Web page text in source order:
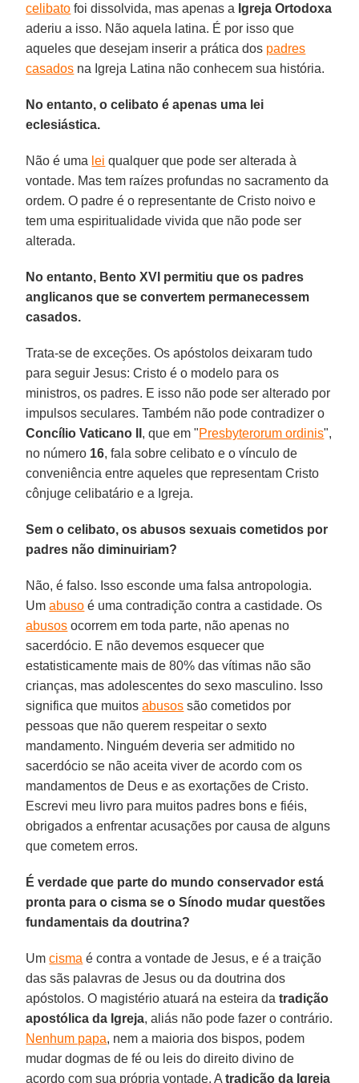
celibato foi dissolvida, mas apenas a Igreja Ortodoxa
aderiu a isso. Não aquela latina. É por isso que
aqueles que desejam inserir a prática dos padres
casados na Igreja Latina não conhecem sua história.
No entanto, o celibato é apenas uma lei
eclesiástica.
Não é uma lei qualquer que pode ser alterada à
vontade. Mas tem raízes profundas no sacramento da
ordem. O padre é o representante de Cristo noivo e
tem uma espiritualidade vivida que não pode ser
alterada.
No entanto, Bento XVI permitiu que os padres
anglicanos que se convertem permanecessem
casados.
Trata-se de exceções. Os apóstolos deixaram tudo
para seguir Jesus: Cristo é o modelo para os
ministros, os padres. E isso não pode ser alterado por
impulsos seculares. Também não pode contradizer o
Concílio Vaticano II , que em "Presbyterorum ordinis",
no número 16, fala sobre celibato e o vínculo de
conveniência entre aqueles que representam Cristo
cônjuge celibatário e a Igreja.
Sem o celibato, os abusos sexuais cometidos por
padres não diminuiriam?
Não, é falso. Isso esconde uma falsa antropologia.
Umabuso é uma contradição contra a castidade. Os
abusos ocorrem em toda parte, não apenas no
sacerdócio. E não devemos esquecer que
estatisticamente mais de 80% das vítimas não são
crianças, mas adolescentes do sexo masculino. Isso
significa que muitosabusos são cometidos por
pessoas que não querem respeitar o sexto
mandamento. Ninguém deveria ser admitido no
sacerdócio se não aceita viver de acordo com os
mandamentos de Deus e as exortações de Cristo.
Escrevi meu livro para muitos padres bons e fiéis,
obrigados a enfrentar acusações por causa de alguns
que cometem erros.
É verdade que parte do mundo conservador está
pronta para o cisma se o Sínodo mudar questões
fundamentais da doutrina?
Umcisma é contra a vontade de Jesus, e é a traição
das sãs palavras de Jesus ou da doutrina dos
apóstolos. O magistério atuará na esteira datradição
apostólica da Igreja, aliás não pode fazer o contrário.
Nenhum papa, nem a maioria dos bispos, podem
mudar dogmas de fé ou leis do direito divino de
acordo com sua própria vontade. Atradição da Igreja